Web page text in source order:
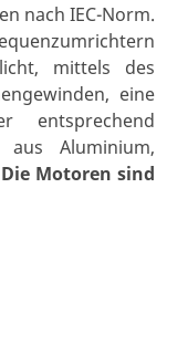
nach IEC-Norm.
mittels des
eine
entsprechend
aus Aluminium,
Die Motoren sind